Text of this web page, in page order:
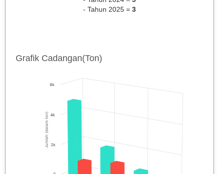
- Tahun 2025 = 3
Grafik Cadangan(Ton)
Jumlah (dalam ton) 2k
4k
6k